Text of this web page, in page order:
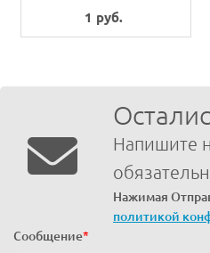
1 руб.
Напишите
Нажимая
политикой
Сообщение*